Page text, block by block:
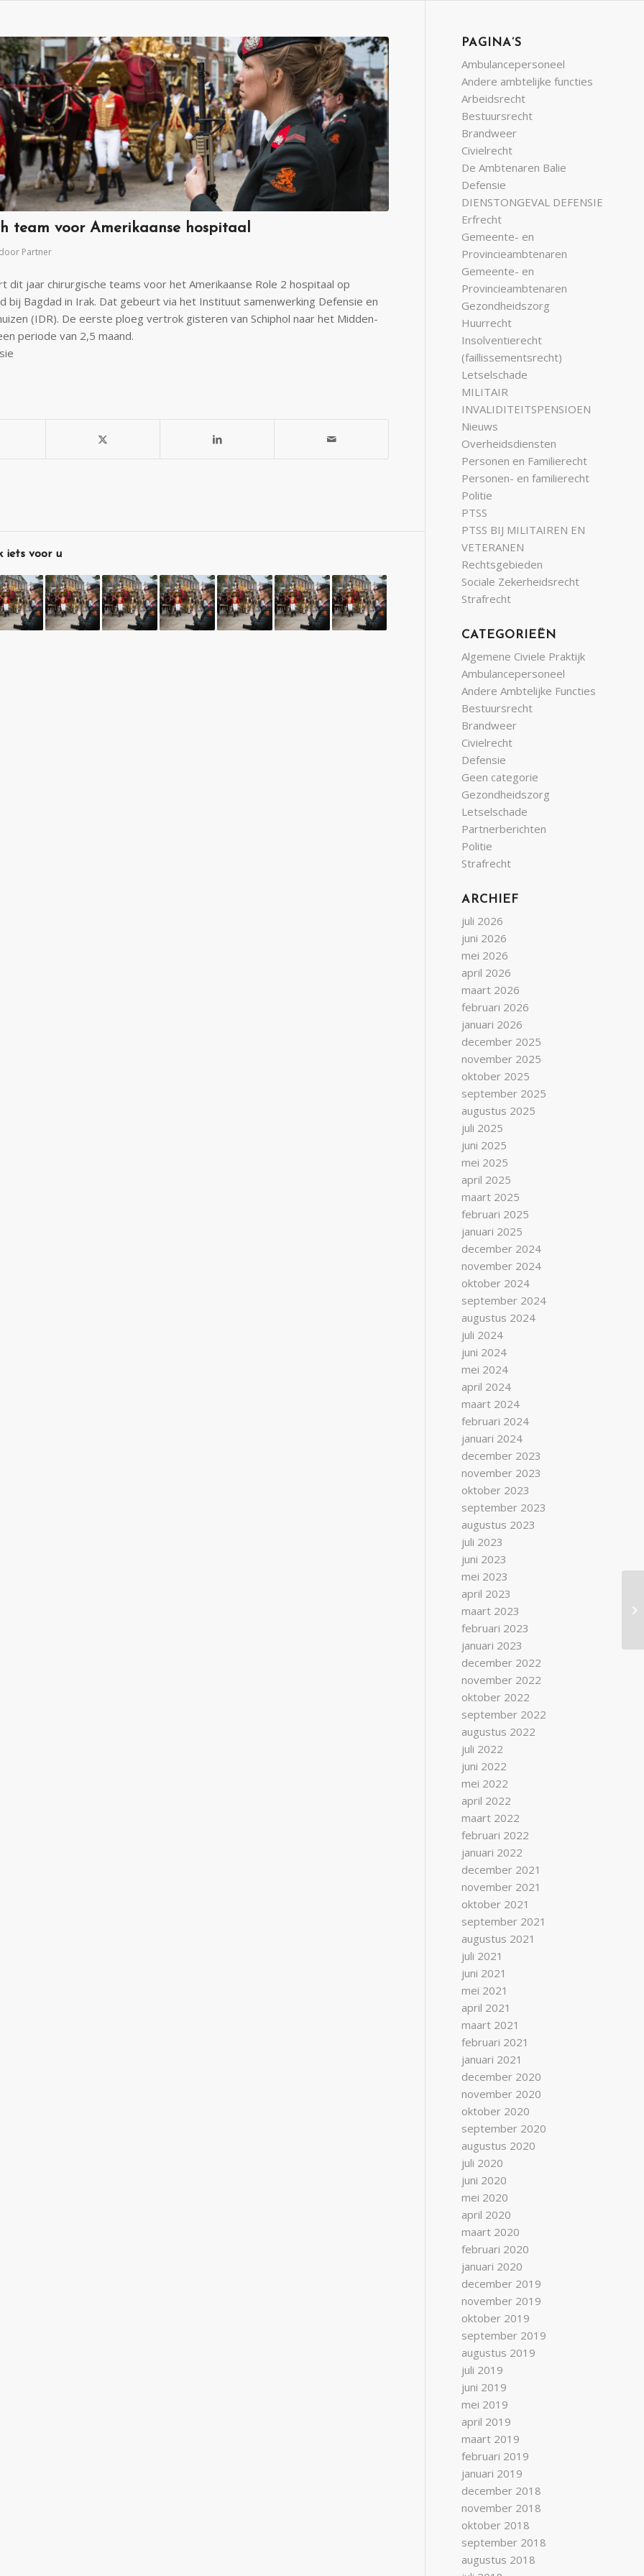
team voor Amerikaanse hospitaal
door Partner
dit jaar chirurgische teams voor het Amerikaanse Role 2 hospitaal op
bij Bagdad in Irak. Dat gebeurt via het Instituut samenwerking Defensie en
(IDR). De eerste ploeg vertrok gisteren van Schiphol naar het Midden-
periode van 2,5 maand.
iets voor u
PAGINA’S
Ambulancepersoneel
Andere ambtelijke functies
Arbeidsrecht
Bestuursrecht
Brandweer
Civielrecht
De Ambtenaren Balie
Defensie
DIENSTONGEVAL DEFENSIE
Erfrecht
Gemeente- en
Provincieambtenaren
Gemeente- en
Provincieambtenaren
Gezondheidszorg
Huurrecht
Insolventierecht
(faillissementsrecht)
Letselschade
MILITAIR
INVALIDITEITSPENSIOEN
Nieuws
Overheidsdiensten
Personen en Familierecht
Personen- en familierecht
Politie
PTSS
PTSS BIJ MILITAIREN EN
VETERANEN
Rechtsgebieden
Sociale Zekerheidsrecht
Strafrecht
CATEGORIEËN
Algemene Civiele Praktijk
Ambulancepersoneel
Andere Ambtelijke Functies
Bestuursrecht
Brandweer
Civielrecht
Defensie
Geen categorie
Gezondheidszorg
Letselschade
Partnerberichten
Politie
Strafrecht
ARCHIEF
juli 2026
juni 2026
mei 2026
april 2026
maart 2026
februari 2026
januari 2026
december 2025
november 2025
oktober 2025
september 2025
augustus 2025
juli 2025
juni 2025
mei 2025
april 2025
maart 2025
februari 2025
januari 2025
december 2024
november 2024
oktober 2024
september 2024
augustus 2024
juli 2024
juni 2024
mei 2024
april 2024
maart 2024
februari 2024
januari 2024
december 2023
november 2023
oktober 2023
september 2023
augustus 2023
juli 2023
juni 2023
mei 2023
april 2023
maart 2023
februari 2023
januari 2023
december 2022
november 2022
oktober 2022
september 2022
augustus 2022
juli 2022
juni 2022
mei 2022
april 2022
maart 2022
februari 2022
januari 2022
december 2021
november 2021
oktober 2021
september 2021
augustus 2021
juli 2021
juni 2021
mei 2021
april 2021
maart 2021
februari 2021
januari 2021
december 2020
november 2020
oktober 2020
september 2020
augustus 2020
juli 2020
juni 2020
mei 2020
april 2020
maart 2020
februari 2020
januari 2020
december 2019
november 2019
oktober 2019
september 2019
augustus 2019
juli 2019
juni 2019
mei 2019
april 2019
maart 2019
februari 2019
januari 2019
december 2018
november 2018
oktober 2018
september 2018
augustus 2018